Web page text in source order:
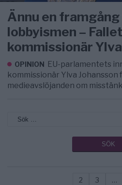
Ännu en
lobbyismen –
kommissionär
OPINION EU-parlamentets
kommissionär Ylva
medieavslöjanden om
2 3 …